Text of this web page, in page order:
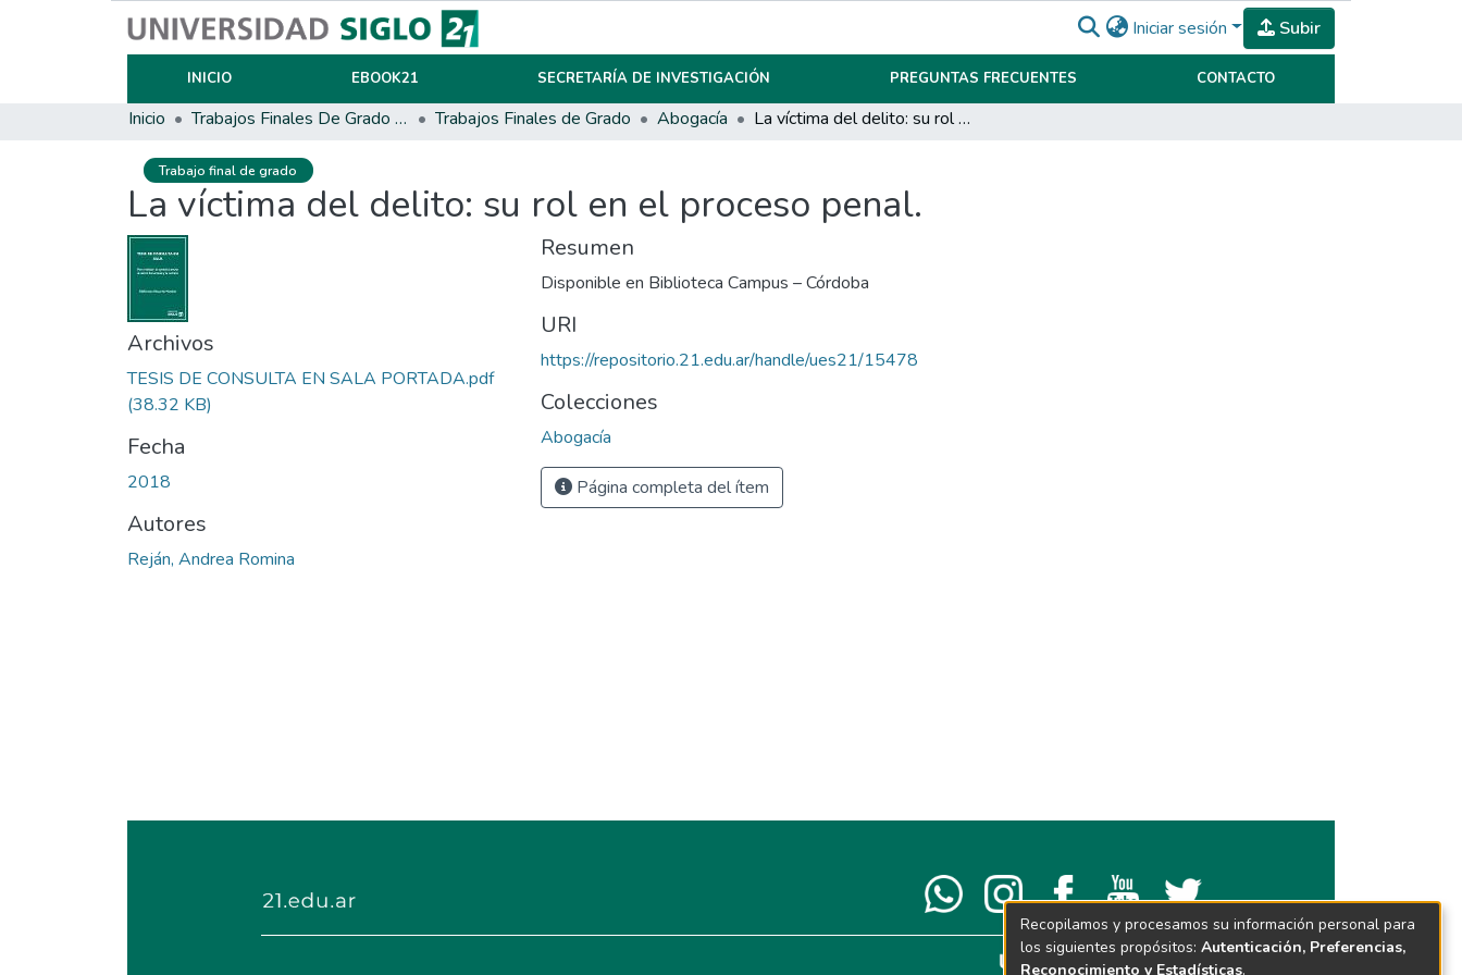
Iniciar sesión Subir
INICIO EBOOK21 SECRETARÍA DE INVESTIGACIÓN PREGUNTAS FRECUENTES CONTACTO
Inicio Trabajos Finales De Grado Y Posgrado Trabajos Finales de Grado Abogacía La víctima del delito: su rol en el proceso penal.
Trabajo final de grado
La víctima del delito: su rol en el proceso penal.
Archivos
TESIS DE CONSULTA EN SALA PORTADA.pdf
(38.32 KB)
Fecha
2018
Autores
Reján, Andrea Romina
Resumen
Disponible en Biblioteca Campus – Córdoba
URI
https://repositorio.21.edu.ar/handle/ues21/15478
Colecciones
Abogacía
Página completa del ítem
Recopilamos y procesamos su información personal para
los siguientes propósitos: Autenticación, Preferencias,
Reconocimiento y Estadísticas.